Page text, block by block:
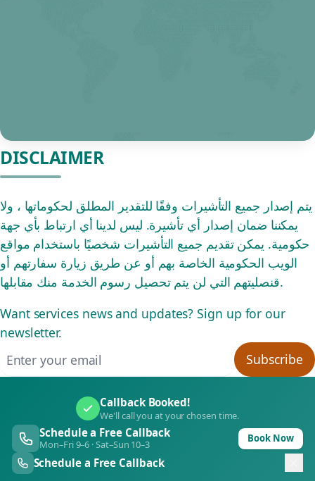
DISCLAIMER
يتم إصدار جميع التأشيرات وفقًا للتقدير المطلق لحكوماتها ، ولا
يمكننا ضمان إصدار أي تأشيرة. ليس لدينا أي ارتباط بأي جهة
حكومية. يمكن تقديم جميع التأشيرات شخصيًا باستخدام مواقع
الويب الحكومية الخاصة بهم أو عن طريق زيارة سفارتهم أو
قنصليتهم التي لن يتم تحصيل رسوم الخدمة منك مقابلها.
Want services news and updates? Sign up for our
newsletter.
Subscribe
Callback Booked!
We'll call you at your chosen time.
Schedule a Free Callback
Mon–Fri 9–6 · Sat–Sun 10–3 Book Now
Schedule a Free Callback